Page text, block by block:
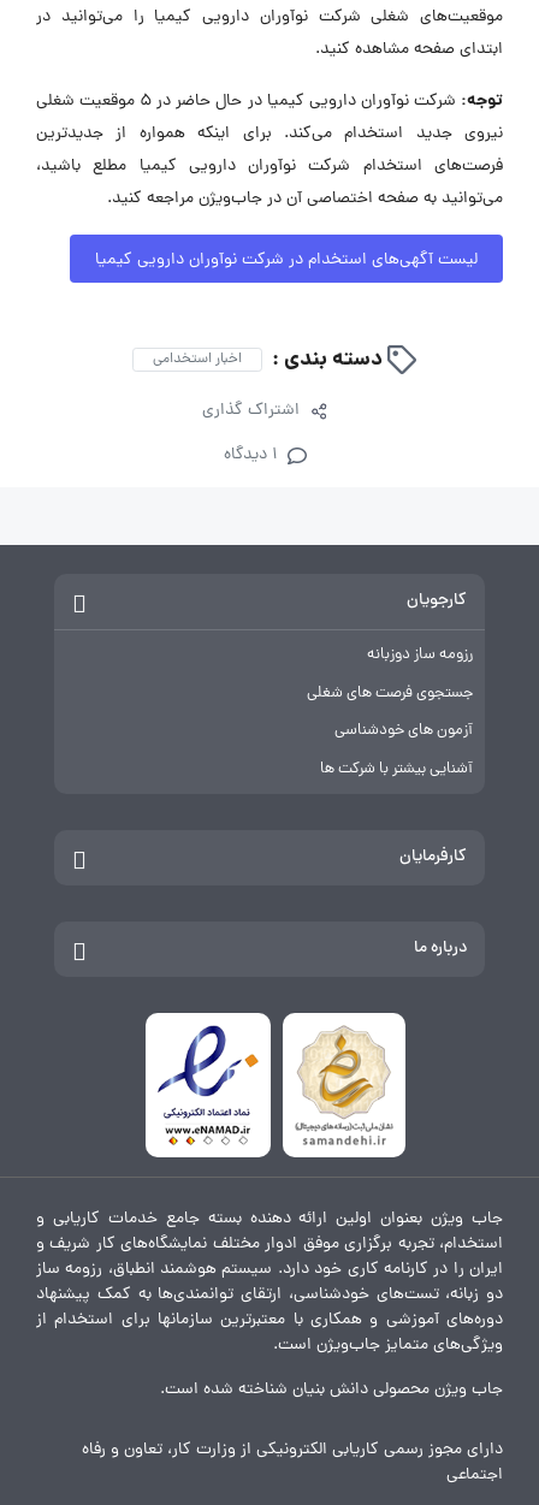
موقعیت‌های شغلی شرکت نوآوران دارویی کیمیا را می‌توانید در
ابتدای صفحه مشاهده کنید.
توجه:
شرکت نوآوران دارویی کیمیا در حال حاضر در ۵ موقعیت شغلی
نیروی جدید استخدام می‌کند. برای اینکه همواره از جدیدترین
فرصت‌های استخدام شرکت نوآوران دارویی کیمیا مطلع باشید،
می‌توانید به صفحه اختصاصی آن در جاب‌ویژن مراجعه کنید.
لیست آگهی‌های استخدام در شرکت نوآوران دارویی کیمیا
دسته بندی : اخبار استخدامی
اشتراک گذاری
1 دیدگاه
کارجویان
رزومه ساز دوزبانه
جستجوی فرصت های شغلی
آزمون های خودشناسی
آشنایی بیشتر با شرکت ها
کارفرمایان
درباره ما
جاب ویژن بعنوان اولین ارائه دهنده بسته جامع خدمات کاریابی و
استخدام، تجربه برگزاری موفق ادوار مختلف نمایشگاه‌های کار شریف و
ایران را در کارنامه کاری خود دارد. سیستم هوشمند انطباق، رزومه ساز
دو زبانه، تست‌های خودشناسی، ارتقای توانمندی‌ها به کمک پیشنهاد
دوره‌های آموزشی و همکاری با معتبرترین سازمانها برای استخدام از
ویژگی‌های متمایز جاب‌ویژن است.
جاب ویژن محصولی دانش بنیان شناخته شده است.
دارای مجوز رسمی کاریابی الکترونیکی از وزارت کار، تعاون و رفاه
اجتماعی